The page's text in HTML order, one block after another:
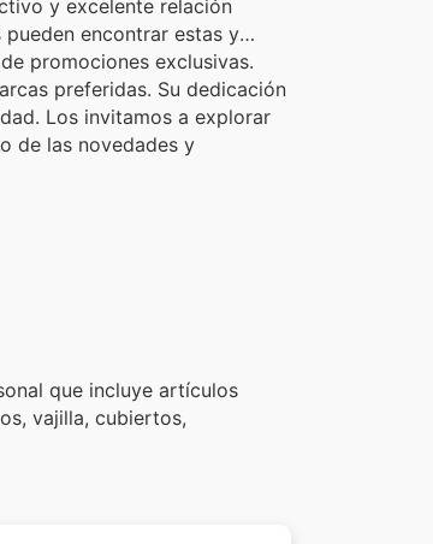
y excelente relación
encontrar estas y
promociones exclusivas.
preferidas. Su dedicación
Los invitamos a explorar
de las novedades y
que incluye artículos
vajilla, cubiertos,